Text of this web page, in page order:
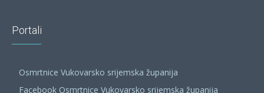
Portali
Osmrtnice Vukovarsko srijemska županija
Facebook Osmrtnice Vukovarsko srijemska županija